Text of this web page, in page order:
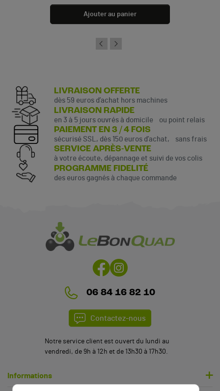
Ajouter au panier
LIVRAISON OFFERTE
dès 59 euros d’achat hors machines
LIVRAISON RAPIDE
en 3 à 5 jours ouvrés à domicile ou point relais
PAIEMENT EN 3 / 4 FOIS
sécurisé SSL, dès 150 euros d’achat, sans frais
SERVICE APRÈS-VENTE
à votre écoute, dépannage et suivi de vos colis
PROGRAMME FIDELITÉ
des euros gagnés à chaque commande
06 84 16 82 10
Contactez-nous
Notre service client est ouvert du lundi au
vendredi, de 9h à 12h et de 13h30 à 17h30.
Informations